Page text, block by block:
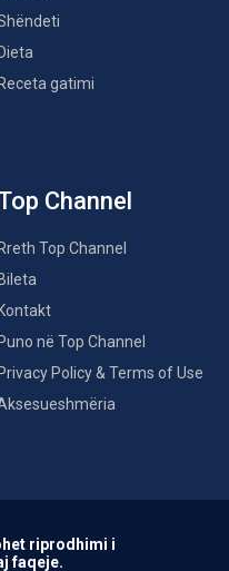
Dieta
Receta gatimi
Channel
Rreth Top Channel
Bileta
Kontakt
Puno në Top Channel
Privacy Policy & Terms of Use
riprodhimi i
faqeje.